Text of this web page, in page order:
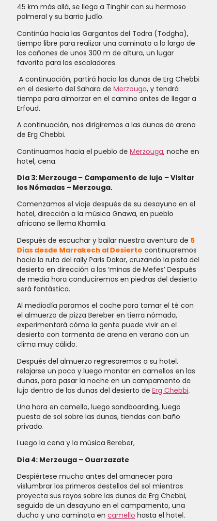
45 km más allá, se llega a Tinghir con su hermoso
palmeral y su barrio judío.
Continúa hacia las Gargantas del Todra (Todgha),
tiempo libre para realizar una caminata a lo largo de
los cañones de unos 300 m de altura, un lugar
favorito para los escaladores.
A continuación, partirá hacia las dunas de Erg Chebbi
en el desierto del Sahara de Merzouga, y tendrá
tiempo para almorzar en el camino antes de llegar a
Erfoud.
A continuación, nos dirigiremos a las dunas de arena
de Erg Chebbi.
Continuamos hacia el pueblo de Merzouga, noche en
hotel, cena.
Día 3: Merzouga – Campamento de lujo – Visitar
los Nómadas – Merzouga.
Comenzamos el viaje después de su desayuno en el
hotel, dirección a la música Gnawa, en pueblo
africano se llema Khamlia.
Después de escuchar y bailar nuestra aventura de 5
Dias desde Marrakech al Desierto continuaremos
hacia la ruta del rally Paris Dakar, cruzando la pista del
desierto en dirección a las ‘minas de Mefes’ Después
de media hora conduciremos en piedras del desierto
será fantástico.
Al mediodía paramos el coche para tomar el té con
el almuerzo de pizza Bereber en tierra nómada,
experimentará cómo la gente puede vivir en el
desierto con tormenta de arena en verano con un
clima muy cálido.
Después del almuerzo regresaremos a su hotel.
relajarse un poco y luego montar en camellos en las
dunas, para pasar la noche en un campamento de
lujo dentro de las dunas del desierto de Erg Chebbi.
Una hora en camello, luego sandboarding, luego
puesta de sol sobre las dunas, tiendas con baño
privado.
luego la cena y la música Bereber,
Día 4: Merzouga – Ouarzazate
Despiértese mucho antes del amanecer para
vislumbrar los primeros destellos del sol mientras
proyecta sus rayos sobre las dunas de Erg Chebbi,
seguido de un desayuno en el campamento, una
ducha y una caminata en camello hasta el hotel.